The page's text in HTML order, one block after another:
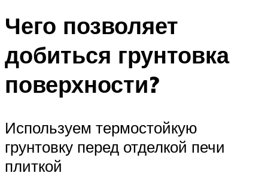
Чего позволяет
добиться грунтовка
поверхности?
Используем термостойкую
грунтовку перед отделкой печи
плиткой